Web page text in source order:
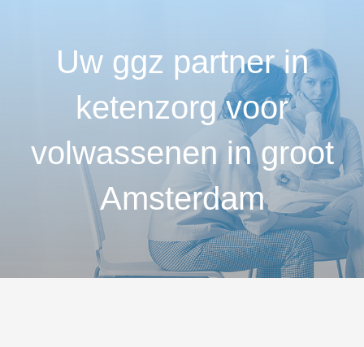
Uw ggz partner in
ketenzorg voor
volwassenen in groot
Amsterdam